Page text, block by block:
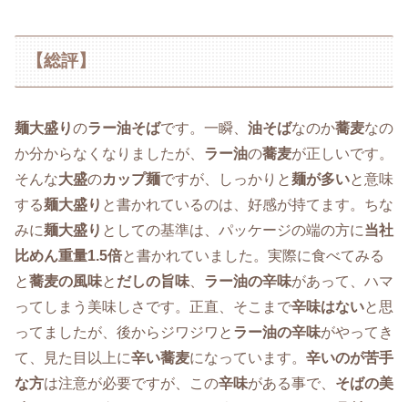
【総評】
麺大盛りのラー油そばです。一瞬、 油そばなのか蕎麦なの
か分からなくなりましたが、 ラー油の蕎麦が正しいです。
そんな大盛のカップ麺ですが、しっかりと麺が多いと意味
する麺大盛り と書かれているのは、好感が持てます。ちな
みに麺大盛り としての基準は、パッケージの端の方に当社
比めん重量1.5倍と書かれていました。実際に食べてみる
と蕎麦の風味と だしの旨味 ラー油の辛味があって、ハマ
ってしまう美味しさです。正直、そこまで辛味はないと思
ってましたが、後からジワジワと ラー油の辛味がやってき
て、見た目以上に辛い蕎麦になっています。 辛いのが苦手
な方は注意が必要ですが、この辛味がある事で、 そばの美